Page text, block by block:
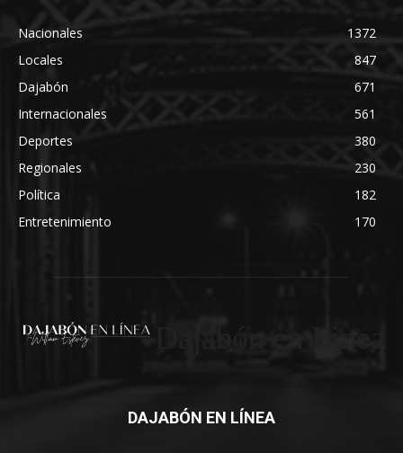
Nacionales
1372
Locales
847
Dajabón
671
Internacionales
561
Deportes
380
Regionales
230
Política
182
Entretenimiento
170
DAJABÓN EN LÍNEA